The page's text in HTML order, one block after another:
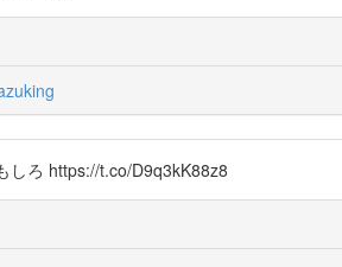
しろ https://t.co/D9q3kK88z8